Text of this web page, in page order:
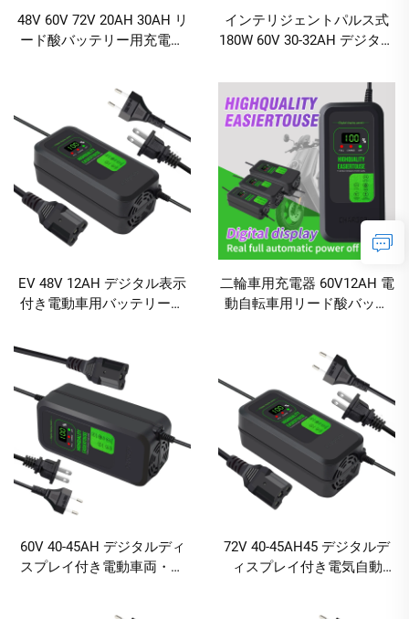
48V 60V 72V 20AH 30AH リ
ード酸バッテリー用充電器
車用
インテリジェントパルス式
180W 60V 30-32AH デジタル
車用鉛酸バッテリー充電器
AC／DCポート付き
EV 48V 12AH デジタル表示
付き電動車用バッテリー充
器 デジタル表示 リード酸電
動工具
二輪車用充電器 60V12AH 電
動自転車用リード酸バッテ
60V 40-45AH デジタルディ
スプレイ付き電動車両・自
72V 40-45AH45 デジタルデ
ィスプレイ付き電気自動